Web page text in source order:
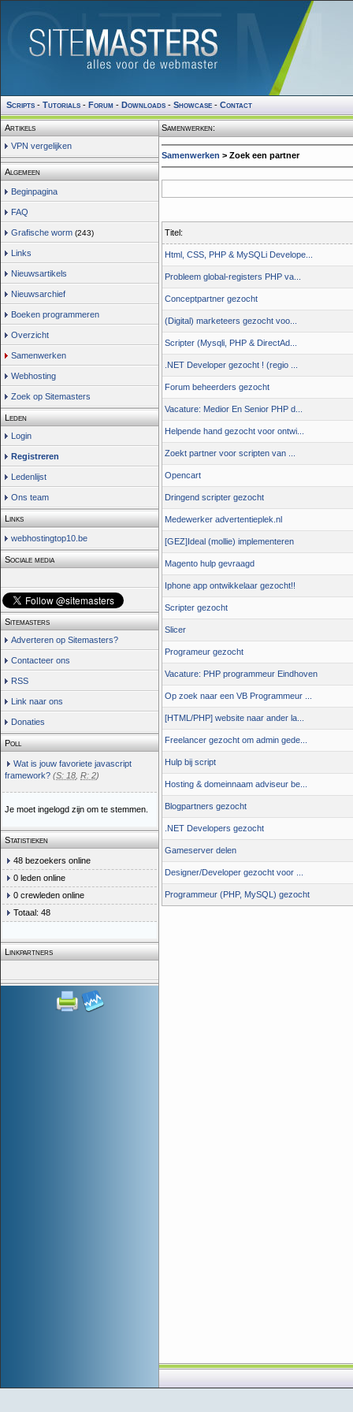
Scripts - Tutorials - Forum - Downloads - Showcase - Contact
Artikels
VPN vergelijken
Algemeen
Beginpagina
FAQ
Grafische worm (243)
Links
Nieuwsartikels
Nieuwsarchief
Boeken programmeren
Overzicht
Samenwerken
Webhosting
Zoek op Sitemasters
Leden
Login
Registreren
Ledenlijst
Ons team
Links
webhostingtop10.be
Sociale media
Sitemasters
Adverteren op Sitemasters?
Contacteer ons
RSS
Link naar ons
Donaties
Poll
Wat is jouw favoriete javascript
framework? (S: 18 R: 2)
Je moet ingelogd zijn om te stemmen.
Statistieken
48 bezoekers online
0 leden online
0 crewleden online
Totaal: 48
Linkpartners
Samenwerken:
Samenwerken > Zoek een partner
Titel:
Html, CSS, PHP & MySQLi Develope...
Probleem global-registers PHP va...
Conceptpartner gezocht
(Digital) marketeers gezocht voo...
Scripter (Mysqli, PHP & DirectAd...
.NET Developer gezocht ! (regio ...
Forum beheerders gezocht
Vacature: Medior En Senior PHP d...
Helpende hand gezocht voor ontwi...
Zoekt partner voor scripten van ...
Opencart
Dringend scripter gezocht
Medewerker advertentieplek.nl
[GEZ]Ideal (mollie) implementeren
Magento hulp gevraagd
Iphone app ontwikkelaar gezocht!!
Scripter gezocht
Slicer
Programeur gezocht
Vacature: PHP programmeur Eindhoven
Op zoek naar een VB Programmeur ...
[HTML/PHP] website naar ander la...
Freelancer gezocht om admin gede...
Hulp bij script
Hosting & domeinnaam adviseur be...
Blogpartners gezocht
.NET Developers gezocht
Gameserver delen
Designer/Developer gezocht voor ...
Programmeur (PHP, MySQL) gezocht